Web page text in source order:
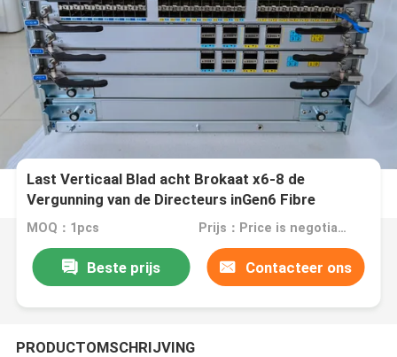
Last Verticaal Blad acht Brokaat x6-8 de
Vergunning van de Directeurs inGen6 Fibre
Channel 16U Brokaat PEUL
MOQ：1pcs Prijs：Price is negotiable
Beste prijs Contacteer ons
PRODUCTOMSCHRIJVING